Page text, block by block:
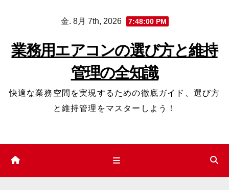
プ
金. 8月 7th, 2026 7:48:01 PM
業務用エアコンの選び方と維持
管理の全知識
快適な業務空間を実現するための徹底ガイド、選び方
と維持管理をマスターしよう！